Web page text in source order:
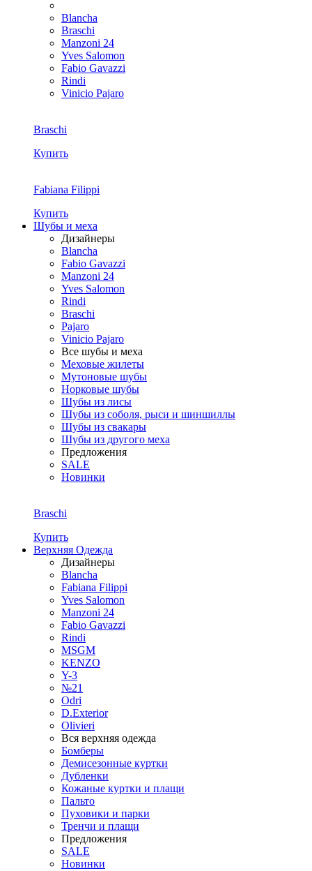
Blancha
Braschi
Manzoni 24
Yves Salomon
Fabio Gavazzi
Rindi
Vinicio Pajaro
Braschi
Купить
Fabiana Filippi
Купить
Шубы и меха
Дизайнеры
Blancha
Fabio Gavazzi
Manzoni 24
Yves Salomon
Rindi
Braschi
Pajaro
Vinicio Pajaro
Все шубы и меха
Меховые жилеты
Мутоновые шубы
Норковые шубы
Шубы из лисы
Шубы из соболя, рыси и шиншиллы
Шубы из свакары
Шубы из другого меха
Предложения
SALE
Новинки
Braschi
Купить
Верхняя Одежда
Дизайнеры
Blancha
Fabiana Filippi
Yves Salomon
Manzoni 24
Fabio Gavazzi
Rindi
MSGM
KENZO
Y-3
№21
Odri
D.Exterior
Olivieri
Вся верхняя одежда
Бомберы
Демисезонные куртки
Дубленки
Кожаные куртки и плащи
Пальто
Пуховики и парки
Тренчи и плащи
Предложения
SALE
Новинки